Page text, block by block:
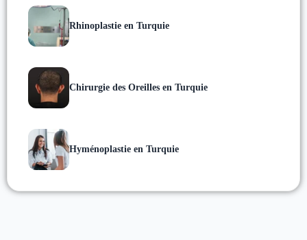
Rhinoplastie en Turquie
Chirurgie des Oreilles en Turquie
Hyménoplastie en Turquie